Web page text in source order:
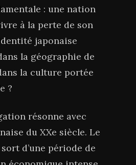
: une nation
à la perte de son
japonaise
la géographie de
la culture portée
?
résonne avec
du XXe siècle. Le
sort d’une période de